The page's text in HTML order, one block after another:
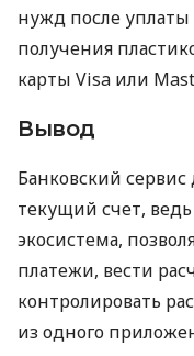
нужд после уплаты
получения
карты Visa или
Вывод
Банковский
текущий счет,
экосистема,
платежи, вести
контролировать
из одного